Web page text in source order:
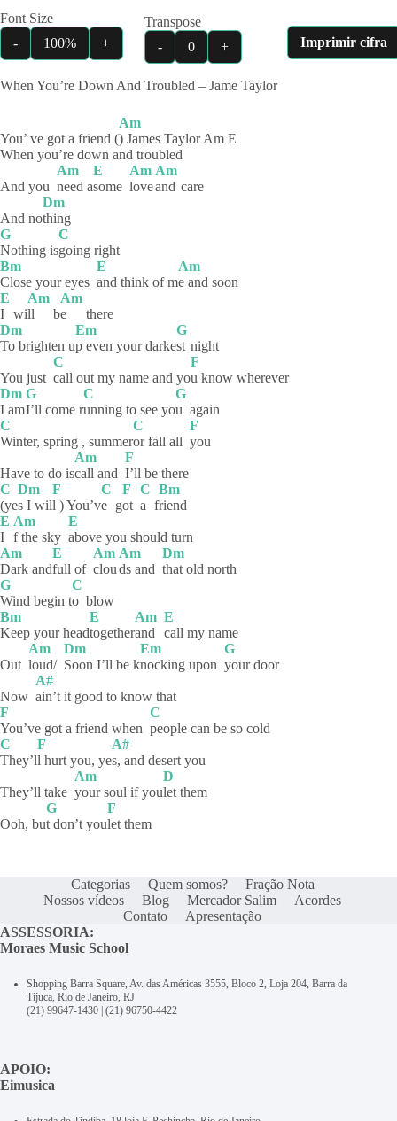
Font Size
-
100% +
Transpose
-
0 + Imprimir cifra
When You’re Down And Troubled – Jame Taylor
You’ ve got a friend (
Am
) James Taylor Am E
When you’re down and troubled
And you
Am
need a
E
some
Am
love
Am
and care
And no
Dm
thing
G
Nothing is
C
going right
Bm
Close your eyes
E
and think of m
Am
e and soon
E
I wi
Am
ll
b
Am
e
there
Dm
To brighten u
Em
p even your darke
G
st night
You just
C
call out my name and yo
F
u know wherever
Dm
I am
G
I’ll come r
C
unning to see yo
G
u again
C
Winter, spring , summer
C
or fall all
F
you
Have to do is
Am
call and
F
I’ll be there
C
(ye
Dm
s I wil
F
l ) You’v
C
e g
F
ot
C
a f
Bm
riend
E
I
Am
f the sky
E
above you should turn
Am
Dark and
E
full of
Am
clou
Am
ds and
Dm
that old north
G
Wind begin t
C
o blow
Bm
Keep your head
E
together
Am
and
E
call my name
Out
Am
loud/
Dm
Soon I’ll be k
Em
nocking upon
G
yourdoor
Now
A#
ain’t it good to know that
F
You’ve got a friend when
C
people can be so cold
C
They’l
F
l hurt you, ye
A#
s, and desert you
They’ll take
Am
your soul if you
D
let them
Ooh, bu
G
t don’t you
F
let them
Categorias Quem somos?
Fração Nota
Nossos vídeos
Blog Mercador Salim
Acordes
Contato
Apresentação
ASSESSORIA:
Moraes Music School
Shopping Barra Square, Av. das Américas 3555, Bloco 2, Loja 204, Barra da
Tijuca, Rio de Janeiro, RJ
(21) 99647-1430 (21) 96750-4422
APOIO:
Eimusica